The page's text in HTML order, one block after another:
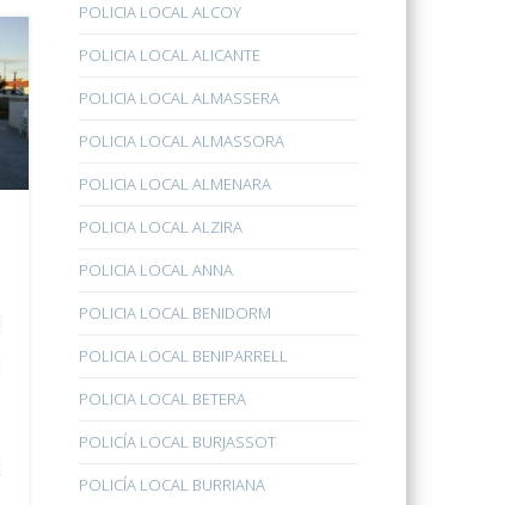
POLICIA LOCAL ALCOY
POLICIA LOCAL ALICANTE
POLICIA LOCAL ALMASSERA
POLICIA LOCAL ALMASSORA
POLICIA LOCAL ALMENARA
POLICIA LOCAL ALZIRA
POLICIA LOCAL ANNA
POLICIA LOCAL BENIDORM
POLICIA LOCAL BENIPARRELL
POLICIA LOCAL BETERA
POLICÍA LOCAL BURJASSOT
POLICÍA LOCAL BURRIANA